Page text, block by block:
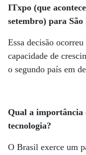
ITxpo (que
setembro) para São
Essa decisão
capacidade de
o segundo país em
Qual a importância
tecnologia?
O Brasil exerce um